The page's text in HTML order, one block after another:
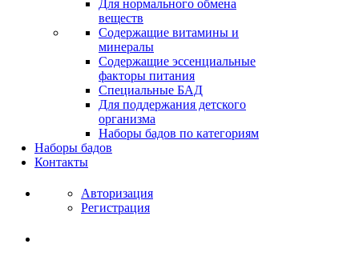
Для нормального обмена
веществ
Содержащие витамины и
минералы
Содержащие эссенциальные
факторы питания
Специальные БАД
Для поддержания детского
организма
Наборы бадов по категориям
Наборы бадов
Контакты
Авторизация
Регистрация